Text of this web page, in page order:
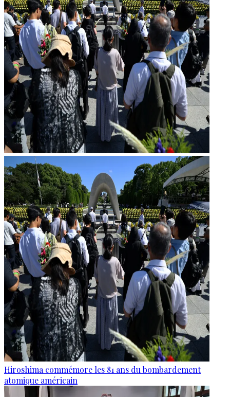
Hiroshima commémore les 81 ans du bombardement
atomique américain